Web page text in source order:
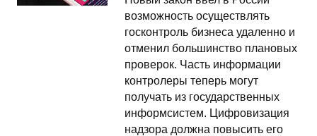
возможность осуществлять
госконтроль бизнеса удаленно и
отменил большинство плановых
проверок. Часть информации
контролеры теперь могут
получать из государственных
информсистем. Цифровизация
надзора должна повысить его